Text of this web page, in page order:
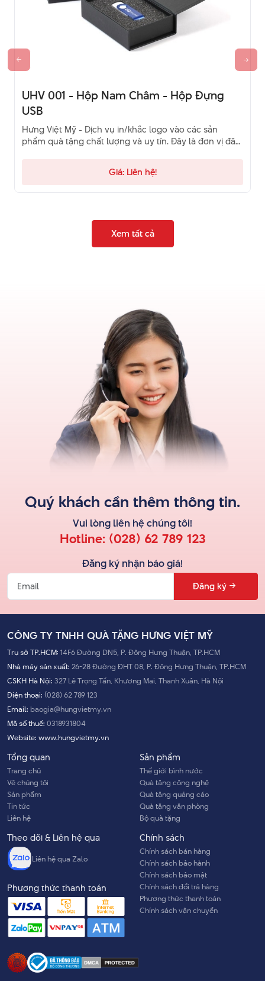
UHV 001 - Hộp Nam Châm - Hộp Đựng
USB
Hưng Việt Mỹ - Dịch vụ in/khắc logo vào các sản
phẩm quà tặng chất lượng và uy tín. Đây là đơn vị đã
Giá: Liên hệ!
Xem tất cả
Quý khách cần thêm thông tin.
Vui lòng liên hệ chúng tôi!
Hotline: (028) 62 789 123
Đăng ký nhận báo giá!
Đăng ký
CÔNG TY TNHH QUÀ TẶNG HƯNG VIỆT MỸ
Trụ sở TP.HCM: 14F6 Đường DN5, P. Đông Hưng Thuận, TP.HCM
Nhà máy sản xuất: 26-28 Đường ĐHT 08, P. Đông Hưng Thuận, TP.HCM
CSKH Hà Nội: 327 Lê Trọng Tấn, Khương Mai, Thanh Xuân, Hà Nội
Điện thoại: (028) 62 789 123
Email: baogia@hungvietmy.vn
Mã số thuế: 0318931804
Website: www.hungvietmy.vn
Tổng quan
Trang chủ
Về chúng tôi
Sản phẩm
Tin tức
Liên hệ
Sản phẩm
Thế giới bình nước
Quà tặng công nghệ
Quà tặng quảng cáo
Quà tặng văn phòng
Bộ quà tặng
Chính sách
Chính sách bán hàng
Chính sách bảo hành
Chính sách bảo mật
Chính sách đổi trả hàng
Phương thức thanh toán
Chính sách vận chuyển
Theo dõi & Liên hệ qua
Liên hệ qua Zalo
Phương thức thanh toán